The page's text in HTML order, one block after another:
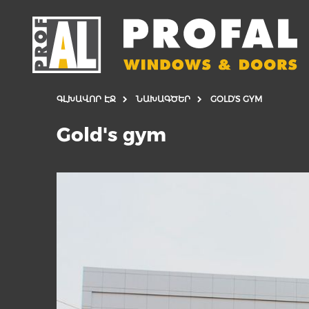
ԳԼԽԱՎՈՐ ԷՋ ՆԱԽԱԳԾԵՐ GOLD'S GYM
Gold's gym